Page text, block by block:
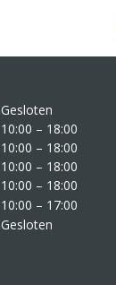
Gesloten
10:00 – 18:00
10:00 – 18:00
10:00 – 18:00
10:00 – 18:00
10:00 – 17:00
Gesloten